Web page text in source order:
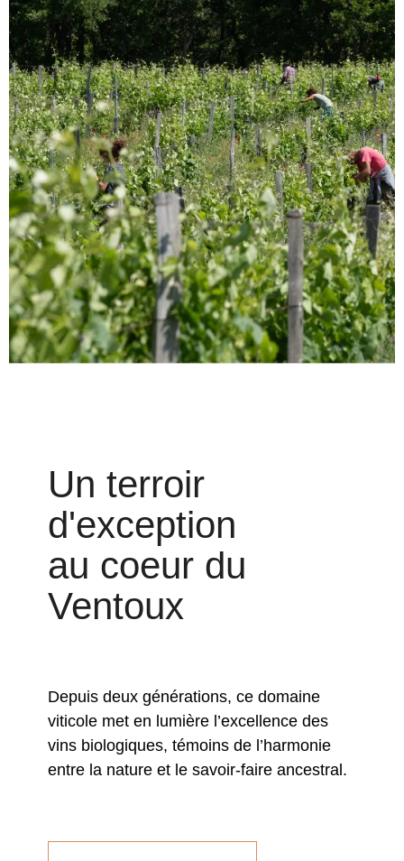
Un terroir
d'exception
au coeur du
Ventoux
Depuis deux générations, ce domaine
viticole met en lumière l’excellence des
vins biologiques, témoins de l’harmonie
entre la nature et le savoir-faire ancestral.